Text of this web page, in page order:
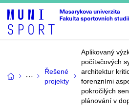
Řešené
projekty
Aplikovaný
počítačových
architektur
forenzními
pokročilých
plánování v